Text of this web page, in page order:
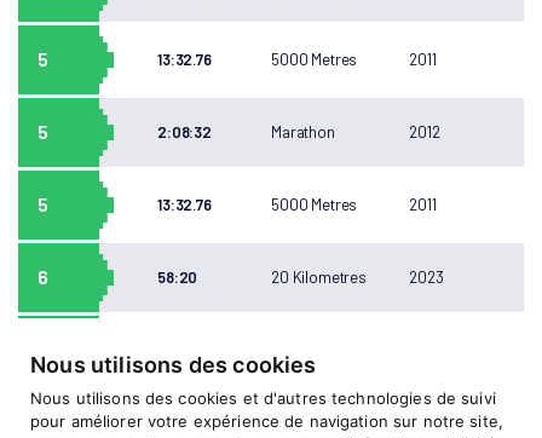
Nous utilisons des cookies
Nous utilisons des cookies et d'autres technologies de suivi
pour améliorer votre expérience de navigation sur notre site,
5 13:32.76 5000 Metres 2011
5 2:08:32 Marathon 2012
5 13:32.76 5000 Metres 2011
6 58:20 20 Kilometres 2023
6 58:20 20 Kilometres 2023